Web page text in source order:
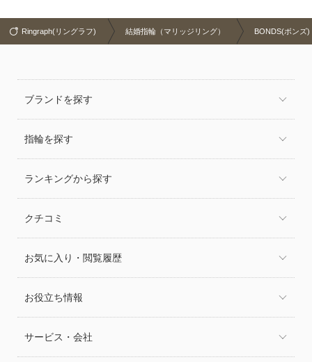
Ringraph(リングラフ) 結婚指輪（マリッジリング） BONDS(ボンズ)
ブランドを探す
指輪を探す
ランキングから探す
クチコミ
お気に入り・閲覧履歴
お役立ち情報
サービス・会社